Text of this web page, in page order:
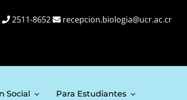
2511-8652 recepcion.biologia@ucr.ac.cr
Social
Para Estudiantes